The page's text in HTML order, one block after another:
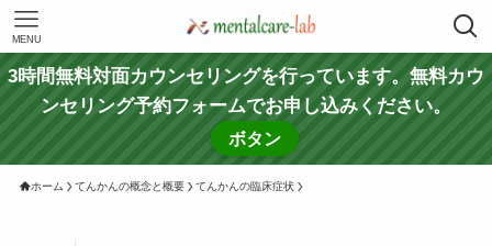
MENU
3時間無料対面カウンセリングを行っています。無料カウ
ンセリング予約フォームでお申し込みください。
ボタン
ホーム てんかんの概念と概要 てんかんの臨床症状